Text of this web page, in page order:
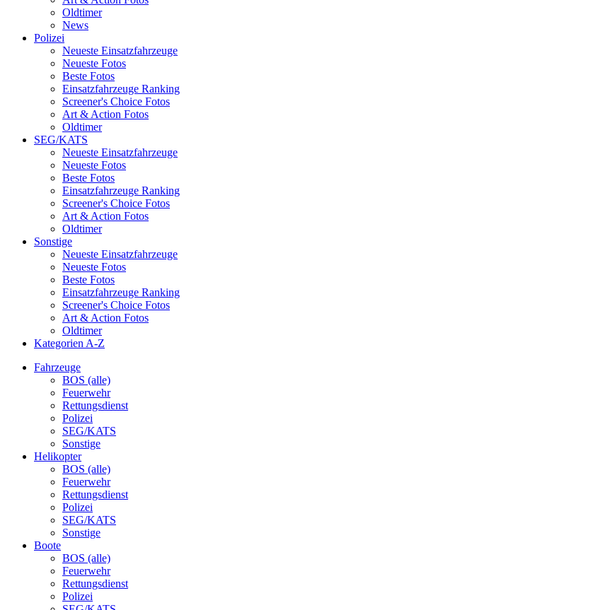
Oldtimer
News
Polizei
Neueste Einsatzfahrzeuge
Neueste Fotos
Beste Fotos
Einsatzfahrzeuge Ranking
Screener's Choice Fotos
Art & Action Fotos
Oldtimer
SEG/KATS
Neueste Einsatzfahrzeuge
Neueste Fotos
Beste Fotos
Einsatzfahrzeuge Ranking
Screener's Choice Fotos
Art & Action Fotos
Oldtimer
Sonstige
Neueste Einsatzfahrzeuge
Neueste Fotos
Beste Fotos
Einsatzfahrzeuge Ranking
Screener's Choice Fotos
Art & Action Fotos
Oldtimer
Kategorien A-Z
Fahrzeuge
BOS (alle)
Feuerwehr
Rettungsdienst
Polizei
SEG/KATS
Sonstige
Helikopter
BOS (alle)
Feuerwehr
Rettungsdienst
Polizei
SEG/KATS
Sonstige
Boote
BOS (alle)
Feuerwehr
Rettungsdienst
Polizei